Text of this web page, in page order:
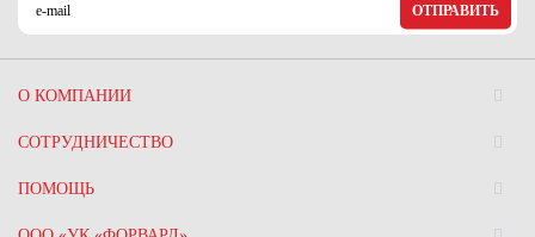
ОТПРАВИТЬ
О КОМПАНИИ
СОТРУДНИЧЕСТВО
ПОМОЩЬ